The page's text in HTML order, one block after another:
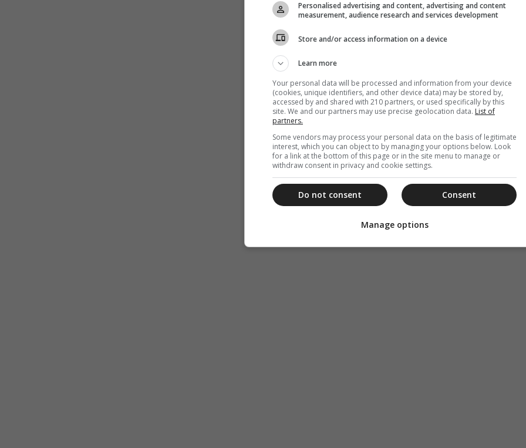
Personalised advertising and content, advertising and content
measurement, audience research and services development
Store and/or access information on a device
Learn more
Your personal data will be processed and information from your device
(cookies, unique identifiers, and other device data) may be stored by,
accessed by and shared with 210 partners, or used specifically by this
site. We and our partners may use precise geolocation data. List of
partners.
Some vendors may process your personal data on the basis of legitimate
interest, which you can object to by managing your options below. Look
for a link at the bottom of this page or in the site menu to manage or
withdraw consent in privacy and cookie settings.
Consent
Do not consent
Manage options